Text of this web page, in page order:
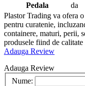
Pedala
da
Plastor Trading va ofera
pentru curatenie,
containere, maturi, perii,
produsele fiind de
Adauga Review
Adauga Review
Nume: